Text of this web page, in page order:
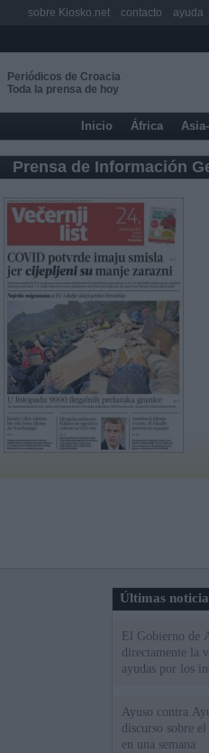
Periódicos de Croacia
Toda la prensa de hoy
Inicio África
Prensa de Información
Últimas
El Gobierno de
directamente la
ayudas por los
Ayuso contra
discurso sobre
en una semana
sobre Kiosko.net contacto ayuda